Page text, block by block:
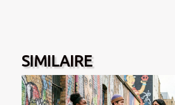
SIMILAIRE